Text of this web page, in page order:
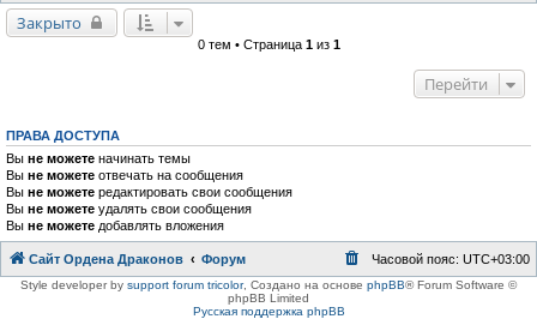
Закрыто
0 тем • Страница 1из 1
Перейти
ПРАВА ДОСТУПА
Вы не можете начинать темы
Вы не можете отвечать на сообщения
Вы не можете редактировать свои сообщения
Вы не можете удалять свои сообщения
Вы не можете добавлять вложения
Сайт Ордена Драконов Форум Часовой пояс: UTC+03:00
Style developer by support forum tricolor, Создано на основе phpBB® Forum Software ©
phpBB Limited
Русская поддержка phpBB